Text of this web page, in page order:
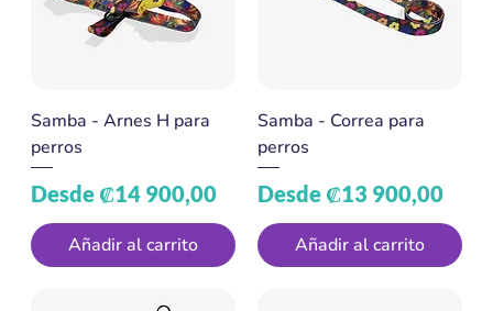
Samba - Arnes H para
perros
Desde ₡14 900,00
Precio de oferta
Añadir al carrito
Samba - Correa para
perros
Desde ₡13 900,00
Precio de oferta
Añadir al carrito